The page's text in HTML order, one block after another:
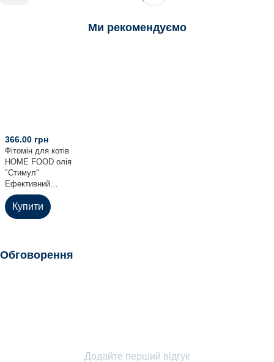
Ми рекомендуємо
Фітомін для котів
HOME FOOD олія
"Стимул"
Ефективний
імуномодулятор, 100
мл
366.00 грн
Купити
Обговорення
Додайте перший відгук